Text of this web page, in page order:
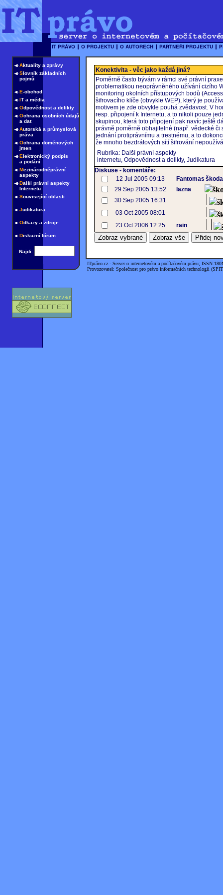
Aktuality a zprávy
Slovník základních
pojmů
E-obchod
IT a média
Odpovědnost a delikty
Ochrana osobních údajů
a dat
Autorská a průmyslová
práva
Ochrana doménových
jmen
Elektronický podpis
a podání
Mezinárodněprávní
aspekty
Další právní aspekty
Internetu
Související oblasti
Judikatura
Odkazy a zdroje
Diskuzní fórum
Najdi:
Konektivita - věc jako každá jiná?
Poměrně často bývám v rámci své právní
problematikou neoprávněného užívání cizího
monitoring okolních přístupových bodů
šifrovacího klíče (obvykle WEP), který je
motivem je zde obvykle pouhá zvědavost. V
resp. připojení k Internetu, a to nikoli pouze
skupinou, která toto připojení pak navíc ještě
právně poměrně obhajitelné (např. vědecké
jednání protiprávnímu a trestnému, a to
že mnoho bezdrátových sítí šifrování
Rubrika: Další právní aspekty
internetu, Odpovědnost a delikty, Judikatura
Diskuse - komentáře:
12 Jul 2005 09:13
Fantomas
29 Sep 2005 13:52
lazna
30 Sep 2005 16:31
03 Oct 2005 08:01
23 Oct 2006 12:25 rain
ITprávo.cz - Server o internetovém a počítačovém právu;
Provozovatel: Společnost pro právo informačních technologií